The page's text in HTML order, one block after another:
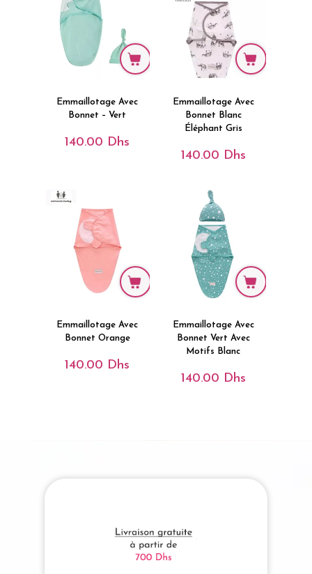
Emmaillotage Avec
Bonnet – Vert
140.00 Dhs
Emmaillotage Avec
Bonnet Blanc
Éléphant Gris
140.00 Dhs
Emmaillotage Avec
Bonnet Orange
140.00 Dhs
Emmaillotage Avec
Bonnet Vert Avec
Motifs Blanc
140.00 Dhs